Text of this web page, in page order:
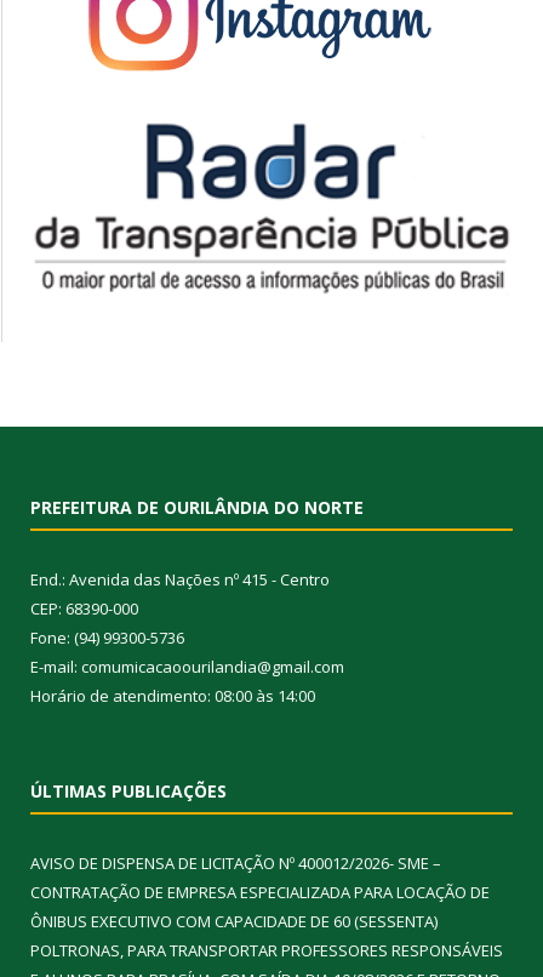
PREFEITURA DE OURILÂNDIA DO NORTE
End.: Avenida das Nações nº 415 - Centro
CEP: 68390-000
Fone: (94) 99300-5736
E-mail: comumicacaoourilandia@gmail.com
Horário de atendimento: 08:00 às 14:00
ÚLTIMAS PUBLICAÇÕES
AVISO DE DISPENSA DE LICITAÇÃO Nº 400012/2026- SME –
CONTRATAÇÃO DE EMPRESA ESPECIALIZADA PARA LOCAÇÃO DE
ÔNIBUS EXECUTIVO COM CAPACIDADE DE 60 (SESSENTA)
POLTRONAS, PARA TRANSPORTAR PROFESSORES RESPONSÁVEIS